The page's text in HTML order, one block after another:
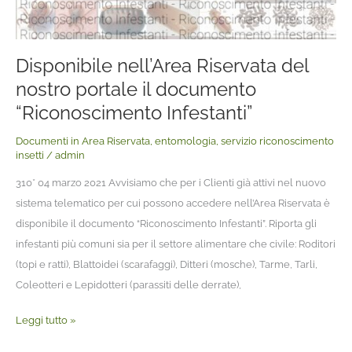
Disponibile nell’Area Riservata del
nostro portale il documento
“Riconoscimento Infestanti”
Documenti in Area Riservata, entomologia, servizio riconoscimento
insetti / admin
310* 04 marzo 2021 Avvisiamo che per i Clienti già attivi nel nuovo
sistema telematico per cui possono accedere nell’Area Riservata è
disponibile il documento “Riconoscimento Infestanti”. Riporta gli
infestanti più comuni sia per il settore alimentare che civile: Roditori
(topi e ratti), Blattoidei (scarafaggi), Ditteri (mosche), Tarme, Tarli,
Coleotteri e Lepidotteri (parassiti delle derrate),
Leggi tutto »